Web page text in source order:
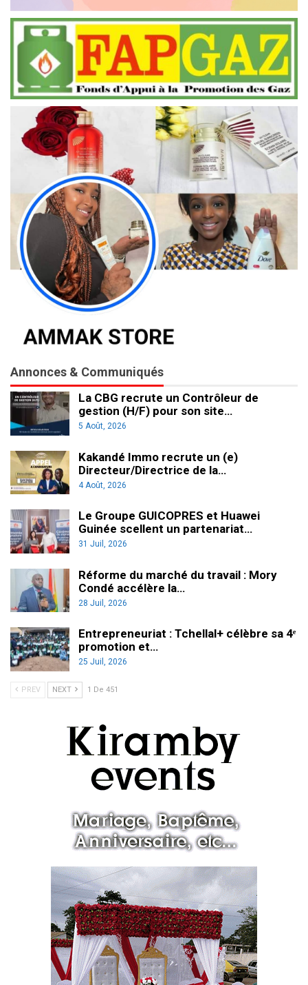
Annonces & Communiqués
La CBG recrute un Contrôleur de
gestion (H/F) pour son site…
5 Août, 2026
Kakandé Immo recrute un (e)
Directeur/Directrice de la…
4 Août, 2026
Le Groupe GUICOPRES et Huawei
Guinée scellent un partenariat…
31 Juil, 2026
Réforme du marché du travail : Mory
Condé accélère la…
28 Juil, 2026
Entrepreneuriat : Tchellal+ célèbre sa 4ᵉ
promotion et…
25 Juil, 2026
PREV NEXT 1 De 451